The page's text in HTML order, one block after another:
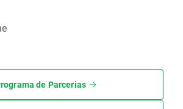
de Parcerias